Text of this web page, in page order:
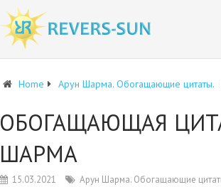
Home Арун Шарма. Обогащающие цитаты.
ОБОГАЩАЮЩАЯ
ШАРМА
15.03.2021 Арун Шарма. Обогащающие